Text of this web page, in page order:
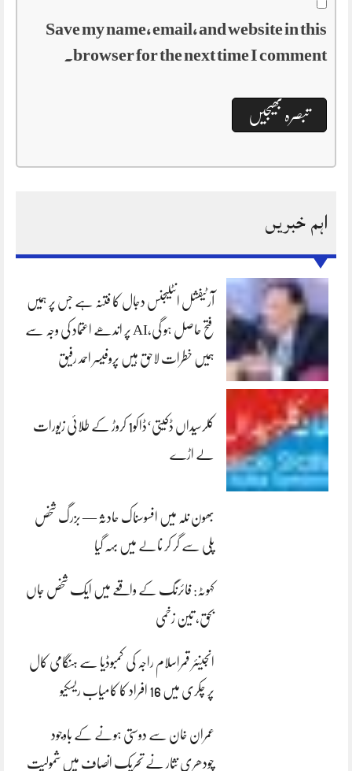
Save my name, email, and website in this
browser for the next time I comment.
اہم خبریں
آرٹیفشل انٹلیجنس دجال کا فتنہ ہے جس پر ہمیں
فتح حاصل ہو گی،AI پر اندھے اعتماد کی وجہ سے
ہمیں خطرات لاحق ہیں پروفیسر احمد رفیق
کلرسیداں ڈکیتی‘ڈاکو1 کروڑ کے طلائی زیورات
لے اڑے
بھون نلہ میں افسوسناک حادثہ — بزرگ شخص
پلی سے گر کر نالے میں بہہ گیا
کہوٹہ: فائرنگ کے واقعے میں ایک شخص جاں
بحق، تین زخمی
انجینئر قمراسلام راجہ کی کمبوڈیا سے ہنگامی کال
پر چکری میں 16 افراد کا کامیاب ریسکیو
عمران خان سے دوستی ہونے کے باوجود
چودھری نثار نے تحریک انصاف میں شمولیت